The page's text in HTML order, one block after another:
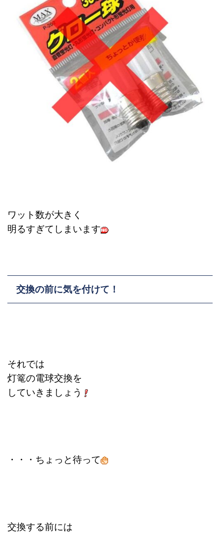
ワット数が大きく
明るすぎてしまいます
交換の前に気を付けて！
それでは
灯篭の電球交換を
していきましょう
・・・ちょっと待って
交換する前には